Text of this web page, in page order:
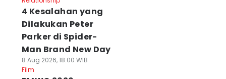
4 Kesalahan yang
Dilakukan Peter
Parker di Spider-
Man Brand New Day
8 Aug 2026, 18:00 WIB
Film